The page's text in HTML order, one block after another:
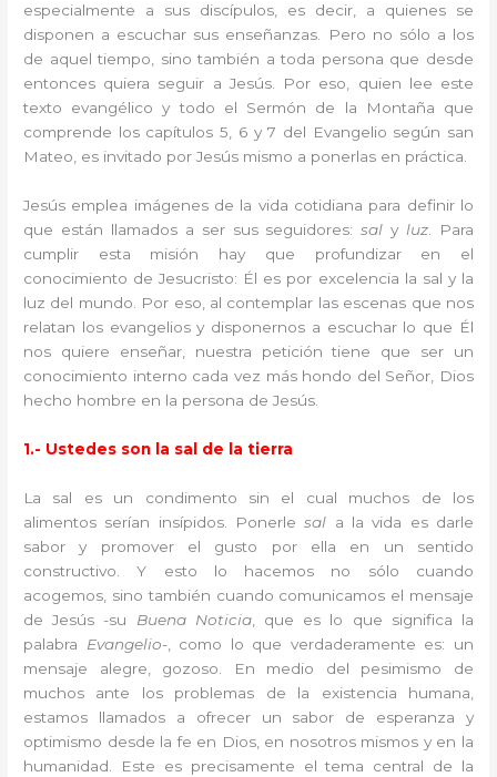
especialmente a sus discípulos, es decir, a quienes se
disponen a escuchar sus enseñanzas. Pero no sólo a los
de aquel tiempo, sino también a toda persona que desde
entonces quiera seguir a Jesús. Por eso, quien lee este
texto evangélico y todo el Sermón de la Montaña que
comprende los capítulos 5, 6 y 7 del Evangelio según san
Mateo, es invitado por Jesús mismo a ponerlas en práctica.
Jesús emplea imágenes de la vida cotidiana para definir lo
que están llamados a ser sus seguidores:saly luz . Para
cumplir esta misión hay que profundizar en el
conocimiento de Jesucristo: Él es por excelencia la sal y la
luz del mundo. Por eso, al contemplar las escenas que nos
relatan los evangelios y disponernos a escuchar lo que Él
nos quiere enseñar, nuestra petición tiene que ser un
conocimiento interno cada vez más hondo del Señor, Dios
hecho hombre en la persona de Jesús.
1.- Ustedes son la sal de la tierra
La sal es un condimento sin el cual muchos de los
alimentos serían insípidos. Ponerlesal a la vida es darle
sabor y promover el gusto por ella en un sentido
constructivo. Y esto lo hacemos no sólo cuando
acogemos, sino también cuando comunicamos el mensaje
de Jesús -su Buena Noticia, que es lo que significa la
palabra Evangelio-, como lo que verdaderamente es: un
mensaje alegre, gozoso. En medio del pesimismo de
muchos ante los problemas de la existencia humana,
estamos llamados a ofrecer un sabor de esperanza y
optimismo desde la fe en Dios, en nosotros mismos y en la
humanidad. Este es precisamente el tema central de la